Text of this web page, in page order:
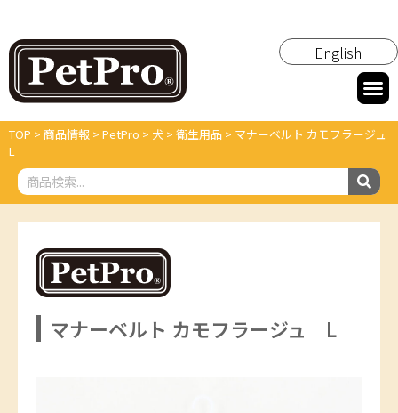
English
TOP > 商品情報 > PetPro > 犬 > 衛生用品 > マナーベルト カモフラージュ
L
マナーベルト カモフラージュ L